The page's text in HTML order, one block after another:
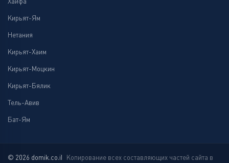
Кирьят-Ям
Нетания
Кирьят-Хаим
Кирьят-Моцкин
Кирьят-Бялик
Тель-Авив
Бат-Ям
© 2026 domik.co.il Копирование всех составляющих частей сайта в